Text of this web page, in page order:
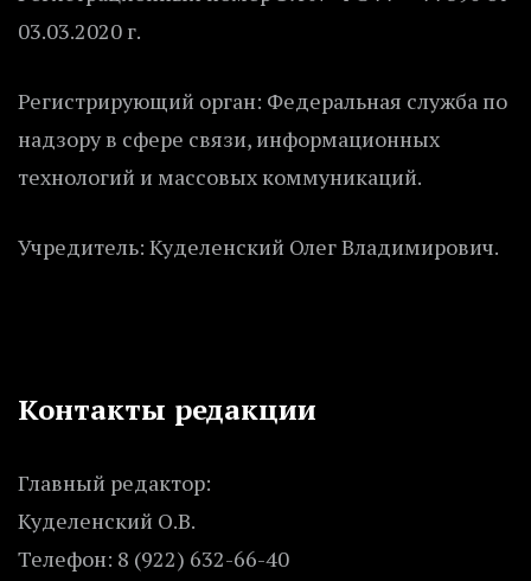
03.03.2020 г.
Регистрирующий орган: Федеральная служба по
надзору в сфере связи, информационных
технологий и массовых коммуникаций.
Учредитель: Куделенский Олег Владимирович.
Контакты редакции
Главный редактор:
Куделенский О.В.
Телефон: 8 (922) 632-66-40